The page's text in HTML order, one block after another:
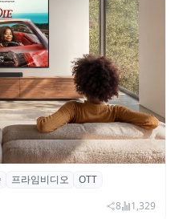
비디오에 ‘HDR10+
프라임비디오
OTT
8 1,329